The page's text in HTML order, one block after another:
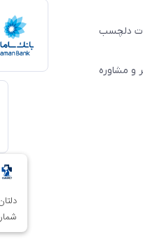
وِت دلچسب
و مشاوره